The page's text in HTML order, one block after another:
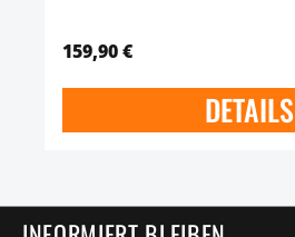
159,90 €
DETAILS